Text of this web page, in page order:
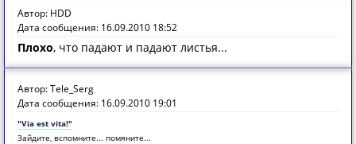
Автор: HDD
Дата сообщения: 16.09.2010 18:52
Плохо, что падают и падают листья...
Автор: Tele_Serg
Дата сообщения: 16.09.2010 19:01
"Via est vita!"
Зайдите, вспомните... помяните...